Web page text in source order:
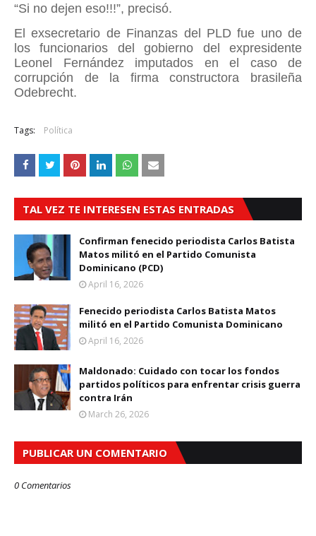
“Si no dejen eso!!!”, precisó.
El exsecretario de Finanzas del PLD fue uno de
los funcionarios del gobierno del expresidente
Leonel Fernández imputados en el caso de
corrupción de la firma constructora brasileña
Odebrecht.
Tags: Política
TAL VEZ TE INTERESEN ESTAS ENTRADAS
Confirman fenecido periodista Carlos Batista
Matos militó en el Partido Comunista
Dominicano (PCD)
April 16, 2026
Fenecido periodista Carlos Batista Matos
militó en el Partido Comunista Dominicano
April 16, 2026
Maldonado: Cuidado con tocar los fondos
partidos políticos para enfrentar crisis guerra
contra Irán
March 26, 2026
PUBLICAR UN COMENTARIO
0 Comentarios